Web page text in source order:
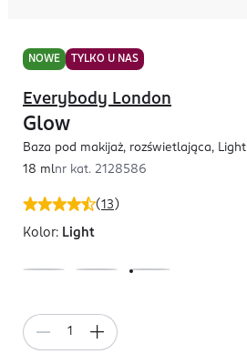
NOWE TYLKO U NAS
(13 )
Everybody London
Glow
Baza pod makijaż, rozświetlająca, Light
18 mlnr kat. 2128586
Kolor: Light